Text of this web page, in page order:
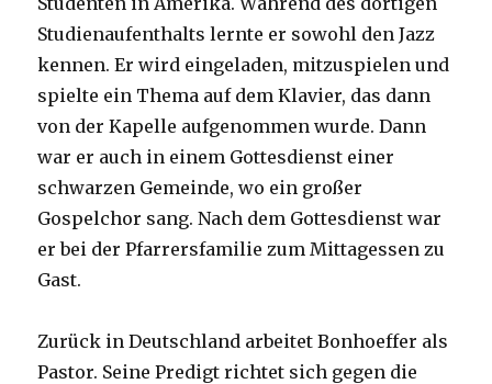
Studienaufenthalts lernte er sowohl den Jazz
kennen. Er wird eingeladen, mitzuspielen und
spielte ein Thema auf dem Klavier, das dann
von der Kapelle aufgenommen wurde. Dann
war er auch in einem Gottesdienst einer
schwarzen Gemeinde, wo ein großer
Gospelchor sang. Nach dem Gottesdienst war
er bei der Pfarrersfamilie zum Mittagessen zu
Gast.
Zurück in Deutschland arbeitet Bonhoeffer als
Pastor. Seine Predigt richtet sich gegen die